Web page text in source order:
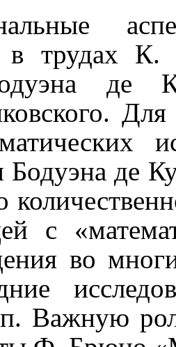
в трудах
де
Для
Бодуэна де
с
во
Важную